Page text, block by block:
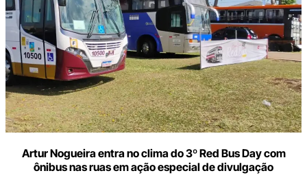
Artur Nogueira entra no clima do 3º Red Bus Day com
ônibus nas ruas em ação especial de divulgação